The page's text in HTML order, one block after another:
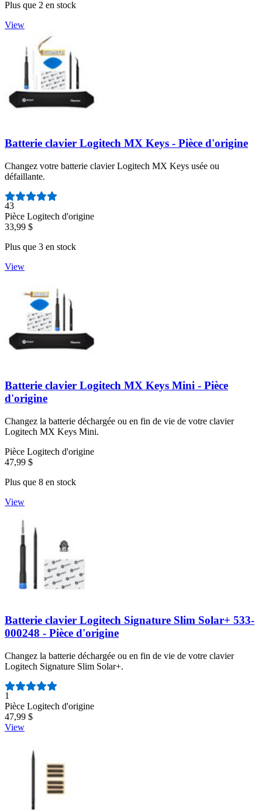
Plus que 2 en stock
View
Batterie clavier Logitech MX Keys - Pièce d'origine
Changez votre batterie clavier Logitech MX Keys usée ou
défaillante.
Nombre d'avis :
43
Pièce Logitech d'origine
33,99 $
Plus que 3 en stock
View
Batterie clavier Logitech MX Keys Mini - Pièce
d'origine
Changez la batterie déchargée ou en fin de vie de votre clavier
Logitech MX Keys Mini.
Pièce Logitech d'origine
47,99 $
Plus que 8 en stock
View
Batterie clavier Logitech Signature Slim Solar+ 533-
000248 - Pièce d'origine
Changez la batterie déchargée ou en fin de vie de votre clavier
Logitech Signature Slim Solar+.
Nombre d'avis :
1
Pièce Logitech d'origine
47,99 $
View